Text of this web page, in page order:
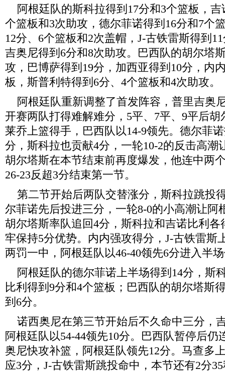
阿根廷队的斯科拉得到17分和3个篮板，吉
个篮板和3次助攻，德尔菲诺得到16分和7个
12分、6个篮板和2次盖帽，J-古铁雷斯得到
吉奥尼得到6分和8次助攻。巴西队的胡尔塔
攻，巴博萨得到19分，加西亚得到10分，内
板，斯普利特得到6分、4个篮板和4次助攻。
阿根廷队重新调整了首发阵容，普里吉奥
开赛两队打得难解难分，5平、7平、9平后
莱乔上篮得手，巴西队以14-9领先。德尔菲
分，斯科拉也贡献4分，一轮10-2的反击高潮
胡尔塔斯在本节结束前再度爆发，他连中两
26-23反超3分结束第一节。
第二节开始后两队交替涨分，斯科拉跳投
尔菲诺先后投进三分，一轮8-0的小高潮让阿
胡尔塔斯率队追回4分，斯科拉和吉诺比利
牢保持5分优势。内内强攻得分，J-古铁雷斯
两罚一中，阿根廷队以46-40领先6分进入半
阿根廷队的德尔菲诺上半场得到14分，斯
比利得到9分和4个篮板；巴西队的胡尔塔斯
到6分。
诺西奥尼在第三节开始后不久命中三分，
阿根廷队以54-44领先10分。巴西队暂停后仍
奥尼快攻补篮，阿根廷队领先12分。马查多
应3分，J-古铁雷斯跳投命中，本节还有2分